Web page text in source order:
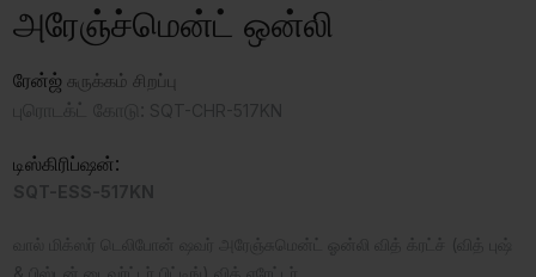
அரேஞ்ச்மென்ட் ஒன்லி
ரேன்ஜ் சுருக்கம் சிறப்பு
டிஸ்கிரிப்ஷன்: